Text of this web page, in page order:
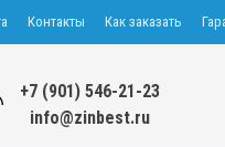
Контакты Как заказать
+7 (901) 546-21-23
info@zinbest.ru